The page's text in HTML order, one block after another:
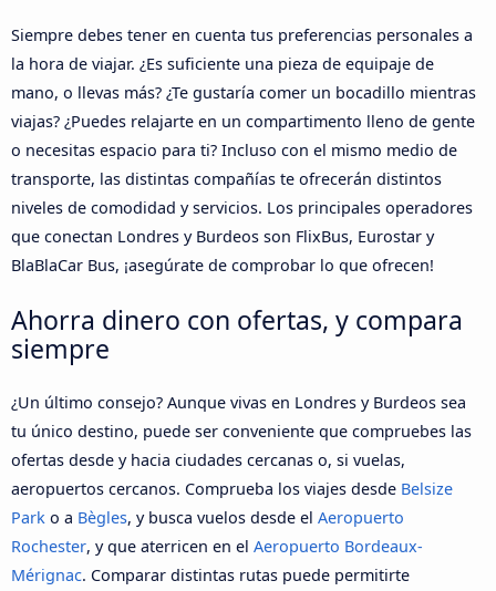
Siempre debes tener en cuenta tus preferencias personales a
la hora de viajar. ¿Es suficiente una pieza de equipaje de
mano, o llevas más? ¿Te gustaría comer un bocadillo mientras
viajas? ¿Puedes relajarte en un compartimento lleno de gente
o necesitas espacio para ti? Incluso con el mismo medio de
transporte, las distintas compañías te ofrecerán distintos
niveles de comodidad y servicios. Los principales operadores
que conectan Londres y Burdeos son FlixBus, Eurostar y
BlaBlaCar Bus, ¡asegúrate de comprobar lo que ofrecen!
Ahorra dinero con ofertas, y compara
siempre
¿Un último consejo? Aunque vivas en Londres y Burdeos sea
tu único destino, puede ser conveniente que compruebes las
ofertas desde y hacia ciudades cercanas o, si vuelas,
aeropuertos cercanos. Comprueba los viajes desde Belsize
Park o a Bègles, y busca vuelos desde el Aeropuerto
Rochester, y que aterricen en el Aeropuerto Bordeaux-
Mérignac. Comparar distintas rutas puede permitirte